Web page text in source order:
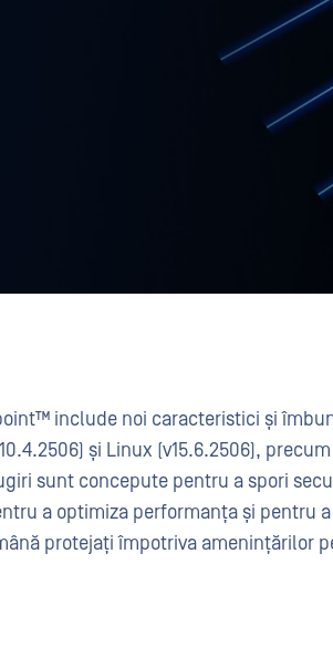
include noi caracteristici și
și Linux (v15.6.2506), precum
sunt concepute pentru a spori
a optimiza performanța și pentru
protejați împotriva amenințărilor